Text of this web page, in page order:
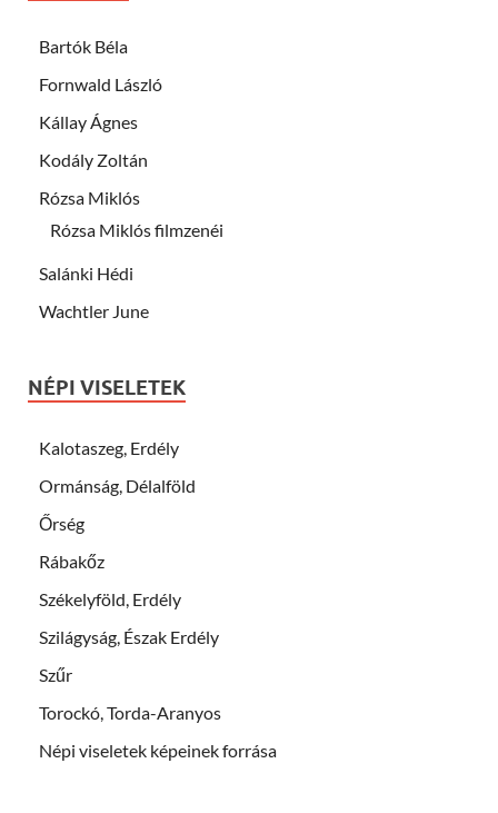
Bartók Béla
Fornwald László
Kállay Ágnes
Kodály Zoltán
Rózsa Miklós
Rózsa Miklós filmzenéi
Salánki Hédi
Wachtler June
NÉPI VISELETEK
Kalotaszeg, Erdély
Ormánság, Délalföld
Őrség
Rábakőz
Székelyföld, Erdély
Szilágyság, Észak Erdély
Szűr
Torockó, Torda-Aranyos
Népi viseletek képeinek forrása